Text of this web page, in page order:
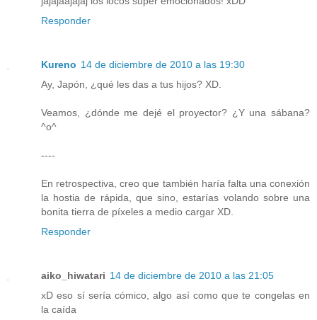
Responder
Kureno 14 de diciembre de 2010 a las 19:30
Ay, Japón, ¿qué les das a tus hijos? XD.
Veamos, ¿dónde me dejé el proyector? ¿Y una sábana?
^o^
----
En retrospectiva, creo que también haría falta una conexión
la hostia de rápida, que sino, estarías volando sobre una
bonita tierra de píxeles a medio cargar XD.
Responder
aiko_hiwatari 14 de diciembre de 2010 a las 21:05
xD eso sí sería cómico, algo así como que te congelas en
la caída